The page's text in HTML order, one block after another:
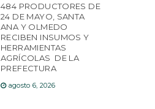
484 PRODUCTORES DE
24 DE MAYO, SANTA
ANA Y OLMEDO
RECIBEN INSUMOS Y
HERRAMIENTAS
AGRÍCOLAS DE LA
PREFECTURA
agosto 6, 2026